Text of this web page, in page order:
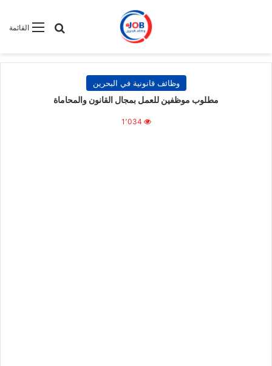
القائمةبحث عن
وظائف قانونية في البحرين
مطلوب موظفين للعمل بمجال القانون والمحاماة
1٬034